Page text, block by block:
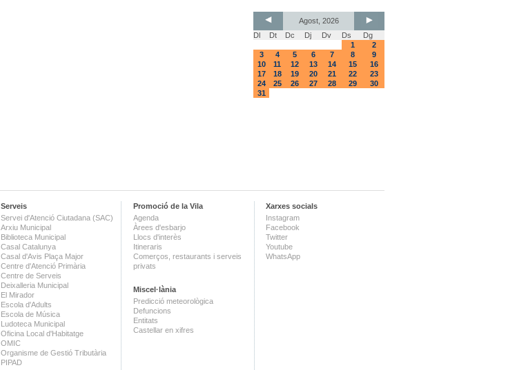
Agost, 2026
Dl
Dt Dc Dj Dv Ds
Dg
1
2
3
4 5 6 7 8
9
10
11 12 13 14 15
16
17
18 19 20 21 22
23
24
25 26 27 28 29
30
31
Serveis
Servei d'Atenció Ciutadana (SAC)
Arxiu Municipal
Biblioteca Municipal
Casal Catalunya
Casal d'Avis Plaça Major
Centre d'Atenció Primària
Centre de Serveis
Deixalleria Municipal
El Mirador
Escola d'Adults
Escola de Música
Ludoteca Municipal
Oficina Local d'Habitatge
OMIC
Organisme de Gestió Tributària
PIPAD
Promoció de la Vila
Agenda
Àrees d'esbarjo
Llocs d'interès
Itineraris
Comerços, restaurants i serveis
privats
Miscel·lània
Predicció meteorològica
Defuncions
Entitats
Castellar en xifres
Xarxes socials
Instagram
Facebook
Twitter
Youtube
WhatsApp